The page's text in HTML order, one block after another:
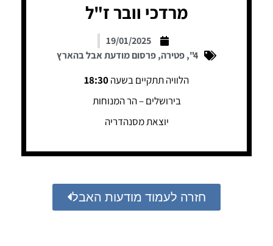
מרדכי וובר ז"ל
19/01/2025
4"
,פטירה,פרסום מודעת אבל בהארץ
הלוויה תתקיים בשעה18:30
בירושלים – הר המנוחות
יוצאת מסנהדריה
חזרה לעמוד מודעות האבל